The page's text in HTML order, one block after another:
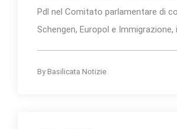
Pdl nel Comitato parlamentare di
Schengen, Europol e Immigrazione,
By Basilicata Notizie